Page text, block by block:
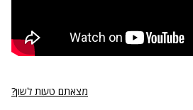
מצאתם טעות לשון?